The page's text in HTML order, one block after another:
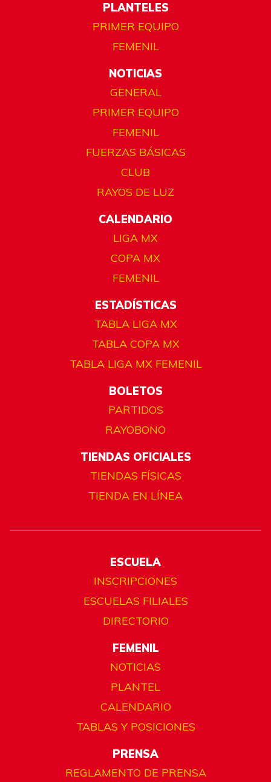
PLANTELES
PRIMER EQUIPO
FEMENIL
NOTICIAS
GENERAL
PRIMER EQUIPO
FEMENIL
FUERZAS BÁSICAS
CLUB
RAYOS DE LUZ
CALENDARIO
LIGA MX
COPA MX
FEMENIL
ESTADÍSTICAS
TABLA LIGA MX
TABLA COPA MX
TABLA LIGA MX FEMENIL
BOLETOS
PARTIDOS
RAYOBONO
TIENDAS OFICIALES
TIENDAS FÍSICAS
TIENDA EN LÍNEA
ESCUELA
INSCRIPCIONES
ESCUELAS FILIALES
DIRECTORIO
FEMENIL
NOTICIAS
PLANTEL
CALENDARIO
TABLAS Y POSICIONES
PRENSA
REGLAMENTO DE PRENSA